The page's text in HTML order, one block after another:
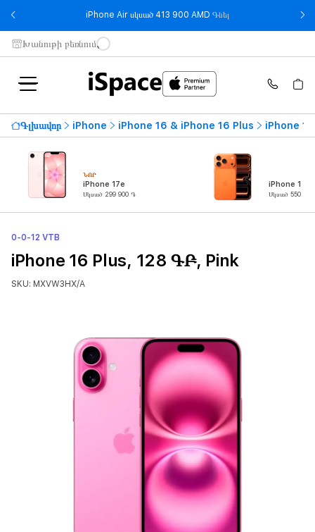
iPhone Air սկսած 413 900 AMD Գնել - iPhone Air սկսած
Խանութի բեռնում
Գլխավոր iPhone iPhone 16 & iPhone 16 Plus iPhone
ՆՈՐ
iPhone 17e
Սկսած 299 900 ֏
iPhone 17
Սկսած 550
0-0-12 VTB
iPhone 16 Plus, 128 ԳԲ, Pink
SKU: MXVW3HX/A